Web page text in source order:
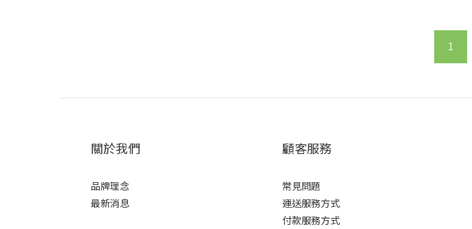
1
關於我們
品牌理念
最新消息
顧客服務
常見問題
運送服務方式
付款服務方式